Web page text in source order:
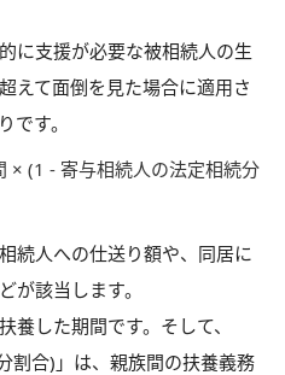
に支援が必要な被相続人の生
えて面倒を見た場合に適用さ
です。
× (1 - 寄与相続人の法定相続分
続人への仕送り額や、同居に
が該当します。
養した期間です。そして、
割合)」は、親族間の扶養義務